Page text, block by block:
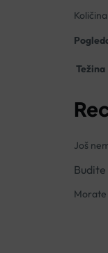
Težina
Još
Budite
Morate